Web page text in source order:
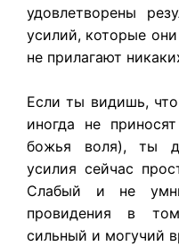
удовлетворены
усилий, которые
не прилагают
Если ты видишь,
иногда не
божья воля), ты
усилия сейчас
Слабый и не
провидения в
сильный и могучий